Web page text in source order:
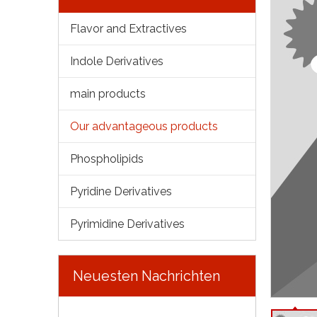
Flavor and Extractives
Indole Derivatives
main products
Our advantageous products
Phospholipids
Pyridine Derivatives
Pyrimidine Derivatives
Neuesten Nachrichten